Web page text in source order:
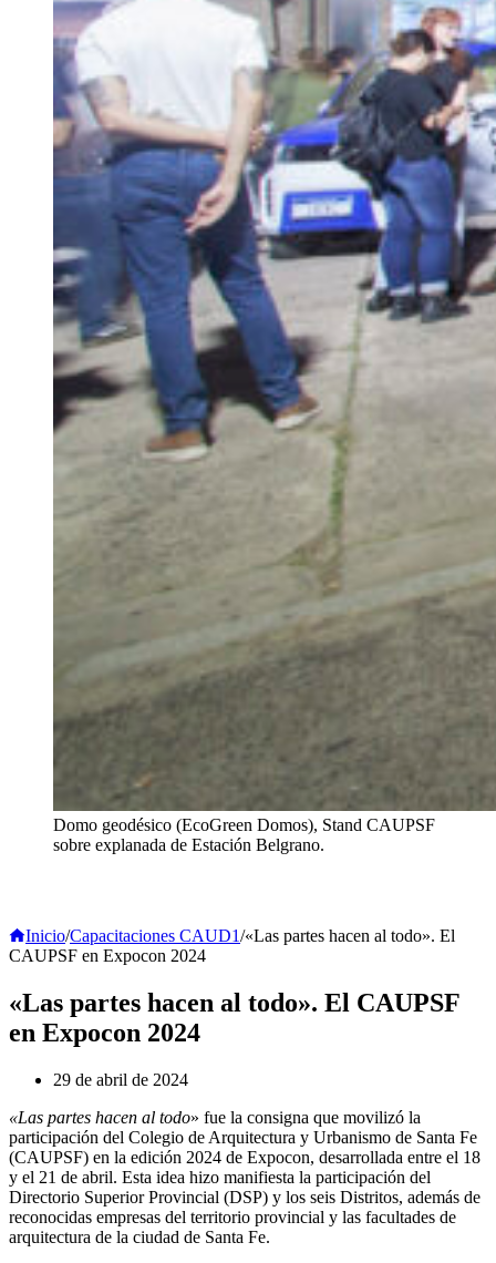
Domo geodésico (EcoGreen Domos), Stand CAUPSF
sobre explanada de Estación Belgrano.
Inicio/Capacitaciones CAUD1/«Las partes hacen al todo». El
CAUPSF en Expocon 2024
«Las partes hacen al todo». El CAUPSF
en Expocon 2024
29 de abril de 2024
«Las partes hacen al todo» fue la consigna que movilizó la
participación del Colegio de Arquitectura y Urbanismo de Santa Fe
(CAUPSF) en la edición 2024 de Expocon, desarrollada entre el 18
y el 21 de abril. Esta idea hizo manifiesta la participación del
Directorio Superior Provincial (DSP) y los seis Distritos, además de
reconocidas empresas del territorio provincial y las facultades de
arquitectura de la ciudad de Santa Fe.